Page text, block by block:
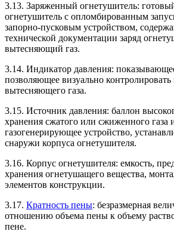
3.13. Заряженный огнетушитель:
огнетушитель с опломбированным
запорно-пусковым устройством,
технической документации заряд
вытесняющий газ.
3.14. Индикатор давления:
позволяющее визуально
вытесняющего газа.
3.15. Источник давления: баллон
хранения сжатого или сжиженного газа
газогенерирующее устройство,
снаружи корпуса огнетушителя.
3.16. Корпус огнетушителя: емкость,
хранения огнетушащего вещества,
элементов конструкции.
3.17. Кратность пены: безразмерная
отношению объема пены к объему
пене.